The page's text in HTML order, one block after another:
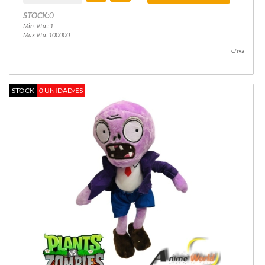
STOCK:0
Min. Vta.: 1
Max Vta: 100000
c/iva
STOCK 0 UNIDAD/ES